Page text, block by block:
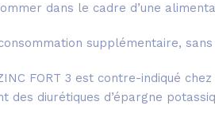
dans le cadre d’une
supplémentaire,
FORT 3 est contre-indiqué
des diurétiques d’épargne